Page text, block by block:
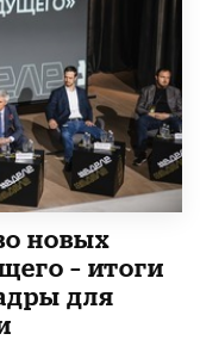
новых
– итоги
для